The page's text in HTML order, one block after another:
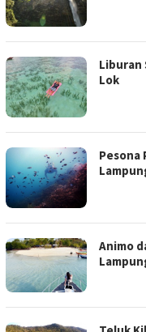
Liburan
Lok
Pesona
Animo